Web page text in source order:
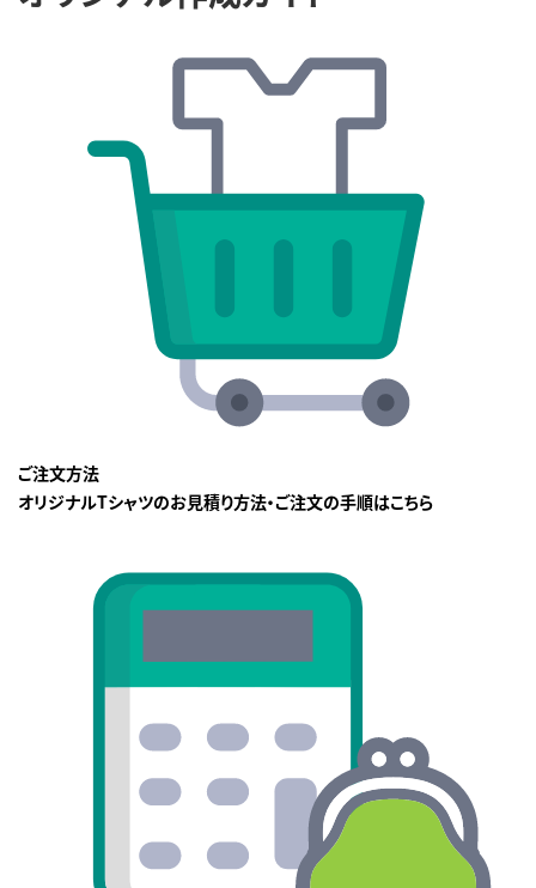
ご注文方法
オリジナルTシャツのお見積り方法・ご注文の手順はこちら